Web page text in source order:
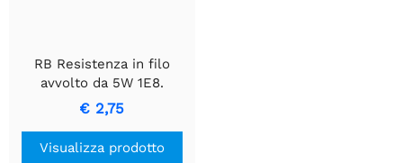
RB Resistenza in filo
avvolto da 5W 1E8.
€ 2,75
Visualizza prodotto